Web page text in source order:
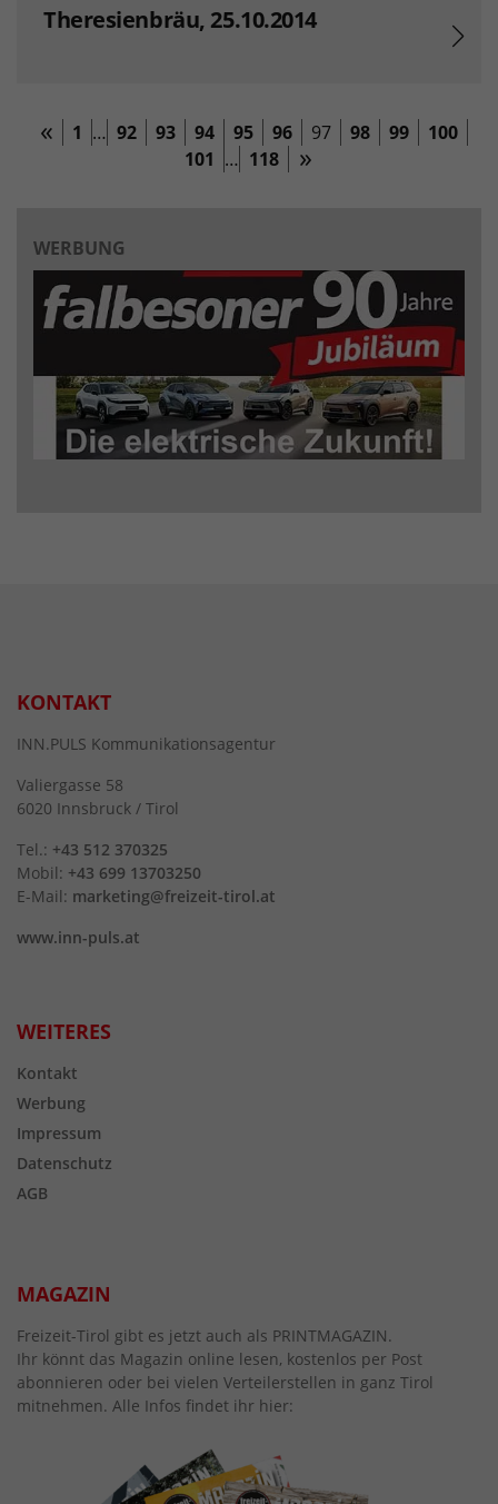
Theresienbräu, 25.10.2014
1 … 92 93 94 95 96 97 98 99
100
101 … 118
WERBUNG
KONTAKT
INN.PULS Kommunikationsagentur
Valiergasse 58
6020 Innsbruck / Tirol
Tel.: +43 512 370325
Mobil: +43 699 13703250
E-Mail: marketing@freizeit-tirol.at
www.inn-puls.at
WEITERES
Kontakt
Werbung
Impressum
Datenschutz
AGB
MAGAZIN
Freizeit-Tirol gibt es jetzt auch als PRINTMAGAZIN.
Ihr könnt das Magazin online lesen, kostenlos per Post
abonnieren oder bei vielen Verteilerstellen in ganz Tirol
mitnehmen. Alle Infos findet ihr hier: